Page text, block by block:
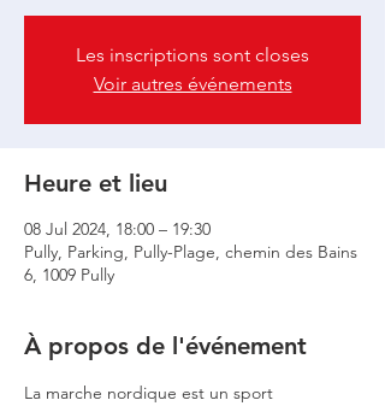
Les inscriptions sont closes
Voir autres événements
Heure et lieu
08 Jul 2024, 18:00 – 19:30
Pully, Parking, Pully-Plage, chemin des Bains
6, 1009 Pully
À propos de l'événement
La marche nordique est un sport